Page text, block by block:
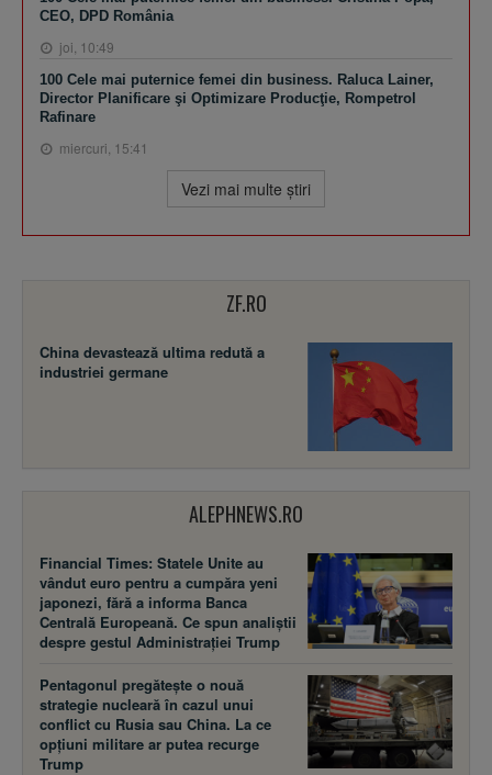
CEO, DPD România
joi, 10:49
100 Cele mai puternice femei din business. Raluca Lainer,
Director Planificare şi Optimizare Producţie, Rompetrol
Rafinare
miercuri, 15:41
Vezi mai multe ştiri
ZF.RO
China devastează ultima redută a
industriei germane
ALEPHNEWS.RO
Financial Times: Statele Unite au
vândut euro pentru a cumpăra yeni
japonezi, fără a informa Banca
Centrală Europeană. Ce spun analiștii
despre gestul Administrației Trump
Pentagonul pregătește o nouă
strategie nucleară în cazul unui
conflict cu Rusia sau China. La ce
opțiuni militare ar putea recurge
Trump